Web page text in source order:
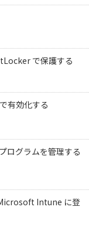
で保護する
有効化する
ログラムを管理する
Intune に登